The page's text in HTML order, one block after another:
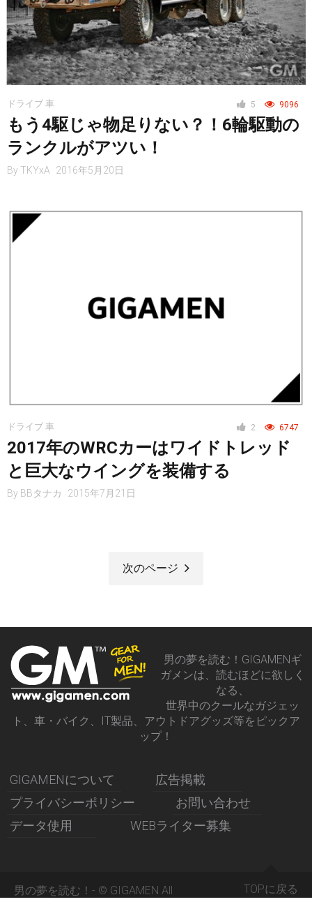
5 9096
ドライブ 車
もう4駆じゃ物足りない？！6輪駆動の
ランクルがアツい！
By TKYxA 2016年5月20日
2 6747
ドライブ 車
2017年のWRCカーはワイドトレッド
と巨大なウイングを装備する
By BBタナカ 2015年7月21日
次のページ
男の夢を読む！GIGAMENギ
ガメンは、読むほどに欲しく
なる、
世界中のクールなガジェッ
ト、車・バイク、IT製品、アウトドアグッズ等をピックア
ップ！
GIGAMENについて
広告掲載
プライバシーポリシー
お問い合わせ
データ使用
WEBライター募集
男の夢を読む！- © GIGAMEN All
TOPに戻る